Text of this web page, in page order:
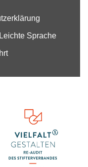
Leichte Sprache